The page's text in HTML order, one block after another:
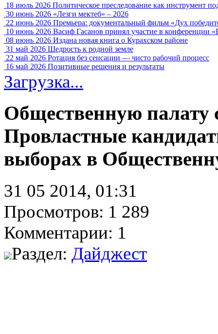
18 июль 2026 Политическое преследование как инструмент
30 июнь 2026 «Лезги мектеб» – 2026
22 июнь 2026 Премьера: документальный фильм «Дух
10 июнь 2026 Васиф Гасанов принял участие в конференции
08 июнь 2026 Издана новая книга о Курахском районе
31 май 2026 Щедрость к родной земле
22 май 2026 Ротация без сенсации — чисто рабочий процесс
16 май 2026 Позитивные решения и результаты
Загрузка...
Общественную палату
Провластные
выборах в
31 05 2014, 01:31
Просмотров: 1 289
Комментарии: 1
Раздел: Дайджест